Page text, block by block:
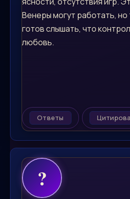
Венеры могут работать, но
готов слышать, что
любовь.
Ответы